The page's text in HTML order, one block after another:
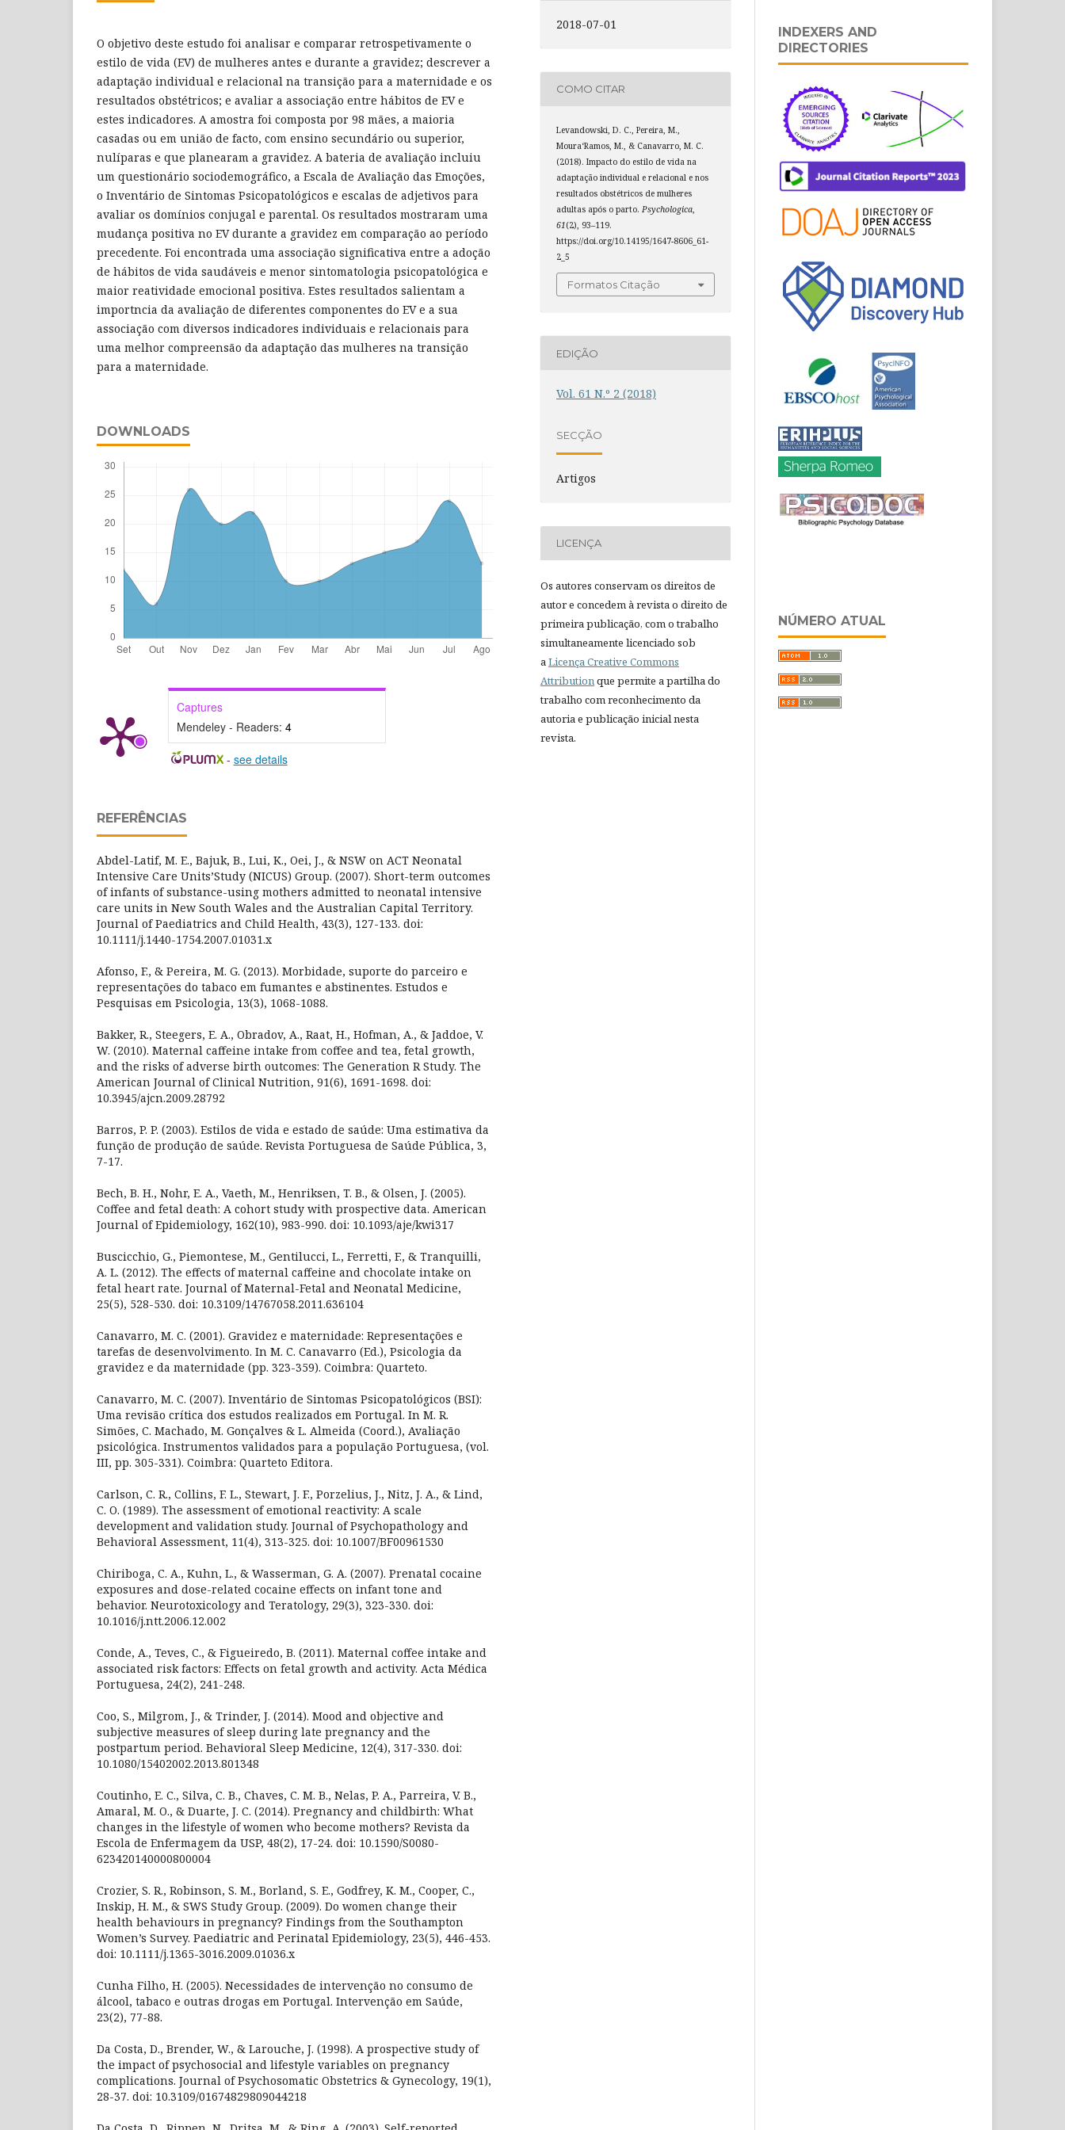
O objetivo deste estudo foi analisar e comparar retrospetivamente o
estilo de vida (EV) de mulheres antes e durante a gravidez; descrever a
adaptação individual e relacional na transição para a maternidade e os
resultados obstétricos; e avaliar a associação entre hábitos de EV e
estes indicadores. A amostra foi composta por 98 mães, a maioria
casadas ou em união de facto, com ensino secundário ou superior,
nulíparas e que planearam a gravidez. A bateria de avaliação incluiu
um questionário sociodemográfico, a Escala de Avaliação das Emoções,
o Inventário de Sintomas Psicopatológicos e escalas de adjetivos para
avaliar os domínios conjugal e parental. Os resultados mostraram uma
mudança positiva no EV durante a gravidez em comparação ao período
precedente. Foi encontrada uma associação significativa entre a adoção
de hábitos de vida saudáveis e menor sintomatologia psicopatológica e
maior reatividade emocional positiva. Estes resultados salientam a
importncia da avaliação de diferentes componentes do EV e a sua
associação com diversos indicadores individuais e relacionais para
uma melhor compreensão da adaptação das mulheres na transição
para a maternidade.
DOWNLOADS
Captures
Mendeley - Readers: 4
- see details
REFERÊNCIAS
Abdel-Latif, M. E., Bajuk, B., Lui, K., Oei, J., & NSW on ACT Neonatal
Intensive Care Units’Study (NICUS) Group. (2007). Short-term outcomes
of infants of substance-using mothers admitted to neonatal intensive
care units in New South Wales and the Australian Capital Territory.
Journal of Paediatrics and Child Health, 43(3), 127-133. doi:
10.1111/j.1440-1754.2007.01031.x
Afonso, F., & Pereira, M. G. (2013). Morbidade, suporte do parceiro e
representações do tabaco em fumantes e abstinentes. Estudos e
Pesquisas em Psicologia, 13(3), 1068-1088.
Bakker, R., Steegers, E. A., Obradov, A., Raat, H., Hofman, A., & Jaddoe, V.
W. (2010). Maternal caffeine intake from coffee and tea, fetal growth,
and the risks of adverse birth outcomes: The Generation R Study. The
American Journal of Clinical Nutrition, 91(6), 1691-1698. doi:
10.3945/ajcn.2009.28792
Barros, P. P. (2003). Estilos de vida e estado de saúde: Uma estimativa da
função de produção de saúde. Revista Portuguesa de Saúde Pública, 3,
7-17.
Bech, B. H., Nohr, E. A., Vaeth, M., Henriksen, T. B., & Olsen, J. (2005).
Coffee and fetal death: A cohort study with prospective data. American
Journal of Epidemiology, 162(10), 983-990. doi: 10.1093/aje/kwi317
Buscicchio, G., Piemontese, M., Gentilucci, L., Ferretti, F., & Tranquilli,
A. L. (2012). The effects of maternal caffeine and chocolate intake on
fetal heart rate. Journal of Maternal-Fetal and Neonatal Medicine,
25(5), 528-530. doi: 10.3109/14767058.2011.636104
Canavarro, M. C. (2001). Gravidez e maternidade: Representações e
tarefas de desenvolvimento. In M. C. Canavarro (Ed.), Psicologia da
gravidez e da maternidade (pp. 323-359). Coimbra: Quarteto.
Canavarro, M. C. (2007). Inventário de Sintomas Psicopatológicos (BSI):
Uma revisão crítica dos estudos realizados em Portugal. In M. R.
Simões, C. Machado, M. Gonçalves & L. Almeida (Coord.), Avaliação
psicológica. Instrumentos validados para a população Portuguesa, (vol.
III, pp. 305-331). Coimbra: Quarteto Editora.
Carlson, C. R., Collins, F. L., Stewart, J. F., Porzelius, J., Nitz, J. A., & Lind,
C. O. (1989). The assessment of emotional reactivity: A scale
development and validation study. Journal of Psychopathology and
Behavioral Assessment, 11(4), 313-325. doi: 10.1007/BF00961530
Chiriboga, C. A., Kuhn, L., & Wasserman, G. A. (2007). Prenatal cocaine
exposures and dose-related cocaine effects on infant tone and
behavior. Neurotoxicology and Teratology, 29(3), 323-330. doi:
10.1016/j.ntt.2006.12.002
Conde, A., Teves, C., & Figueiredo, B. (2011). Maternal coffee intake and
associated risk factors: Effects on fetal growth and activity. Acta Médica
Portuguesa, 24(2), 241-248.
Coo, S., Milgrom, J., & Trinder, J. (2014). Mood and objective and
subjective measures of sleep during late pregnancy and the
postpartum period. Behavioral Sleep Medicine, 12(4), 317-330. doi:
10.1080/15402002.2013.801348
Coutinho, E. C., Silva, C. B., Chaves, C. M. B., Nelas, P. A., Parreira, V. B.,
Amaral, M. O., & Duarte, J. C. (2014). Pregnancy and childbirth: What
changes in the lifestyle of women who become mothers? Revista da
Escola de Enfermagem da USP, 48(2), 17-24. doi: 10.1590/S0080-
623420140000800004
Crozier, S. R., Robinson, S. M., Borland, S. E., Godfrey, K. M., Cooper, C.,
Inskip, H. M., & SWS Study Group. (2009). Do women change their
health behaviours in pregnancy? Findings from the Southampton
Women’s Survey. Paediatric and Perinatal Epidemiology, 23(5), 446-453.
doi: 10.1111/j.1365-3016.2009.01036.x
Cunha Filho, H. (2005). Necessidades de intervenção no consumo de
álcool, tabaco e outras drogas em Portugal. Intervenção em Saúde,
23(2), 77-88.
Da Costa, D., Brender, W., & Larouche, J. (1998). A prospective study of
the impact of psychosocial and lifestyle variables on pregnancy
complications. Journal of Psychosomatic Obstetrics & Gynecology, 19(1),
28-37. doi: 10.3109/01674829809044218
2018-07-01
COMO CITAR
Levandowski, D. C., Pereira, M.,
Moura­‘Ramos, M., & Canavarro, M. C.
(2018). Impacto do estilo de vida na
adaptação individual e relacional e nos
resultados obstétricos de mulheres
adultas após o parto.Psychologica,
61(2), 93–119.
https://doi.org/10.14195/1647-8606_61-
2_5
Formatos Citação
EDIÇÃO
Vol. 61 N.º 2 (2018)
SECÇÃO
Artigos
LICENÇA
Os autores conservam os direitos de
autor e concedem à revista o direito de
primeira publicação, com o trabalho
simultaneamente licenciado sob
a Licença Creative Commons
Attribution que permite a partilha do
trabalho com reconhecimento da
autoria e publicação inicial nesta
revista.
INDEXERS AND
DIRECTORIES
NÚMERO ATUAL